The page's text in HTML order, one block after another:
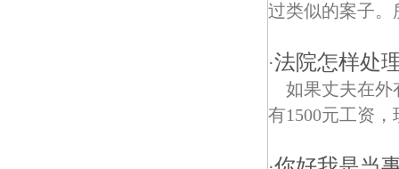
过类似的案子。
·法院怎样处
如果丈夫在外
有1500元工资